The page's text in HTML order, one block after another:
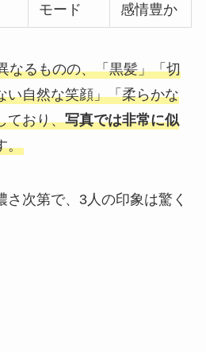
モード
感情豊か
なるものの、「黒髪」「切
い自然な笑顔」「柔らかな
ており、写真では非常に似
。
次第で、3人の印象は驚く